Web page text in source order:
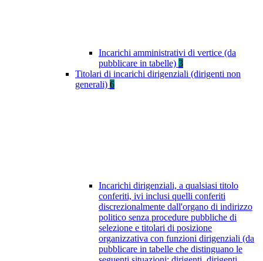
Incarichi amministrativi di vertice (da
pubblicare in tabelle) 3
Titolari di incarichi dirigenziali (dirigenti non
generali) 6
Incarichi dirigenziali, a qualsiasi titolo
conferiti, ivi inclusi quelli conferiti
discrezionalmente dall'organo di indirizzo
politico senza procedure pubbliche di
selezione e titolari di posizione
organizzativa con funzioni dirigenziali (da
pubblicare in tabelle che distinguano le